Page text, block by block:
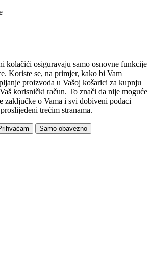
kolačići osiguravaju samo osnovne funkcije
Koriste se, na primjer, kako bi Vam
proizvoda u Vašoj košarici za kupnju
korisnički račun. To znači da nije moguće
zaključke o Vama i svi dobiveni podaci
trećim stranama.
Samo obavezno